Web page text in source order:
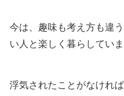
今は、趣味も考え方も違
い人と楽しく暮らしていま
浮気されたことがなけれ